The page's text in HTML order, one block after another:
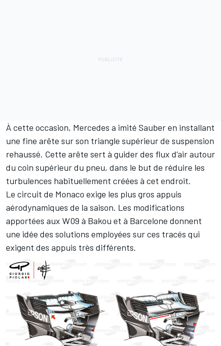
À cette occasion, Mercedes a imité Sauber en installant
une fine arête sur son triangle supérieur de suspension
rehaussé. Cette arête sert à guider des flux d’air autour
du coin supérieur du pneu, dans le but de réduire les
turbulences habituellement créées à cet endroit.
Le circuit de Monaco exige les plus gros appuis
aérodynamiques de la saison. Les modifications
apportées aux W09 à Bakou et à Barcelone donnent
une idée des solutions employées sur ces tracés qui
exigent des appuis très différents.